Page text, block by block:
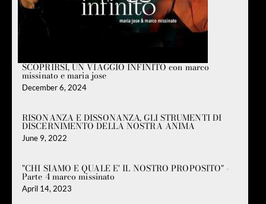
SCOPRIRSI, UN VIAGGIO INFINITO con marco
missinato e maria jose
December 6, 2024
RISONANZA E DISSONANZA, GLI STRUMENTI DI
DISCERNIMENTO DELLA NOSTRA ANIMA
June 9, 2022
"CHI SIAMO E QUALE E' IL NOSTRO PROPOSITO" -
Parte 4 marco missinato
April 14, 2023